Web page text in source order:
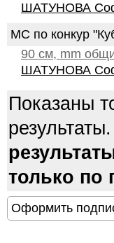
ШАТУНОВА
МС по конкур
90 см, mm
ШАТУНОВА
Показаны
результаты.
только по